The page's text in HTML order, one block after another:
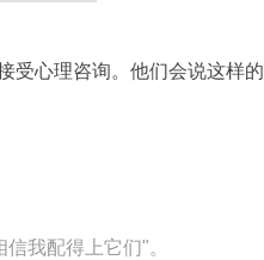
受心理咨询。他们会说这样的
我配得上它们"。